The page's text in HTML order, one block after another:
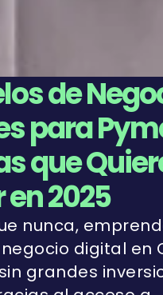
de
para
que
en 2025
nunca,
digital en
grandes